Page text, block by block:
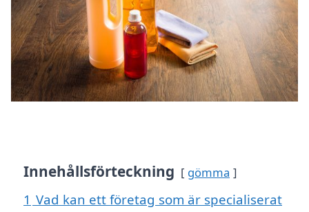
Innehållsförteckning gömma
1 Vad kan ett företag som är specialiserat